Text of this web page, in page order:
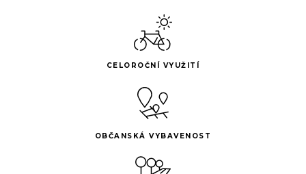
CELOROČNÍ VYUŽITÍ
OBČANSKÁ VYBAVENOST